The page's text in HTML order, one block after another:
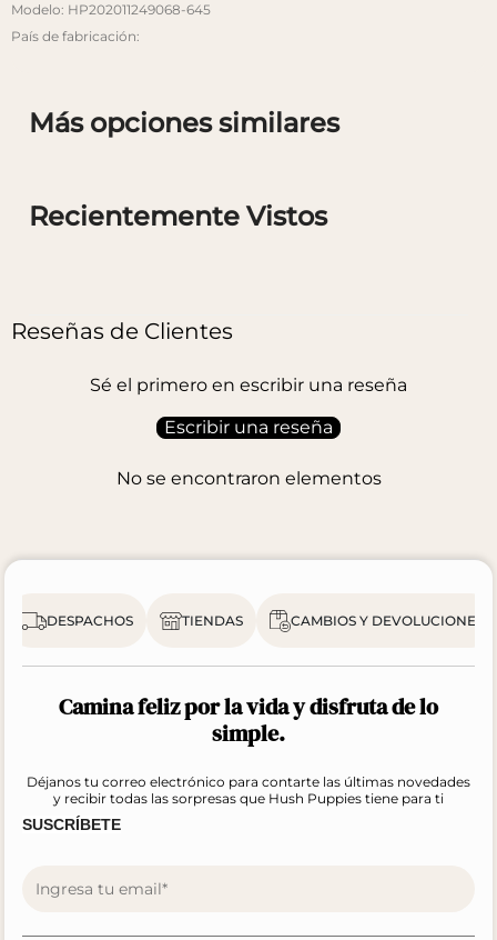
Modelo: HP202011249068-645
País de fabricación:
Más opciones similares
Recientemente Vistos
Reseñas de Clientes
Sé el primero en escribir una reseña
Escribir una reseña
No se encontraron elementos
DESPACHOS TIENDAS CAMBIOS Y DEVOLUCIONES
Camina feliz por la vida y disfruta de lo
simple.
Déjanos tu correo electrónico para contarte las últimas novedades
y recibir todas las sorpresas que Hush Puppies tiene para ti
SUSCRÍBETE